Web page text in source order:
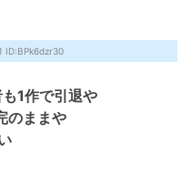
ID:BPk6dzr30
1作で引退や
のままや